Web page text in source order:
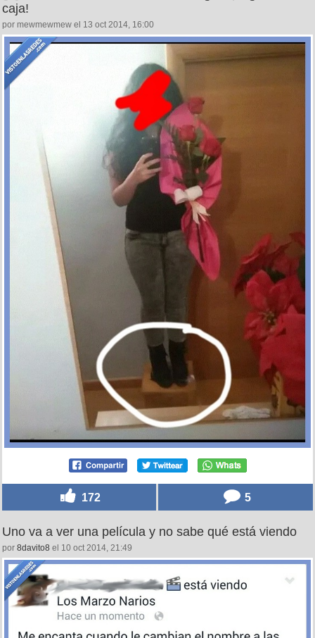
caja!
por mewmewmew el 13 oct 2014, 16:00
172 5
Uno va a ver una película y no sabe qué está viendo
por 8davito8 el 10 oct 2014, 21:49